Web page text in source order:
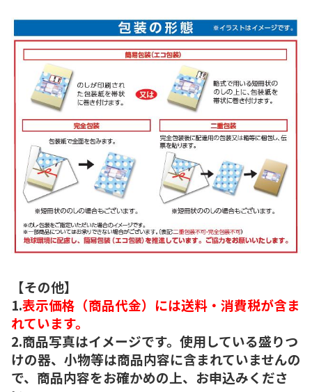
【その他】
1.表示価格（商品代金）には送料・消費税が含ま
れています。
2.商品写真はイメージです。使用している盛りつ
けの器、小物等は商品内容に含まれていませんの
で、商品内容をお確かめの上、お申込みくださ